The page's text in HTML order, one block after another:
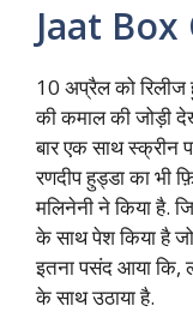
Jaat
10 अप्रैल को
की कमाल की जोड़ी
बार एक साथ
रणदीप हुड्डा का भी
मलिनेनी ने किया है.
के साथ पेश किया है
इतना पसंद आया कि,
के साथ उठाया है.